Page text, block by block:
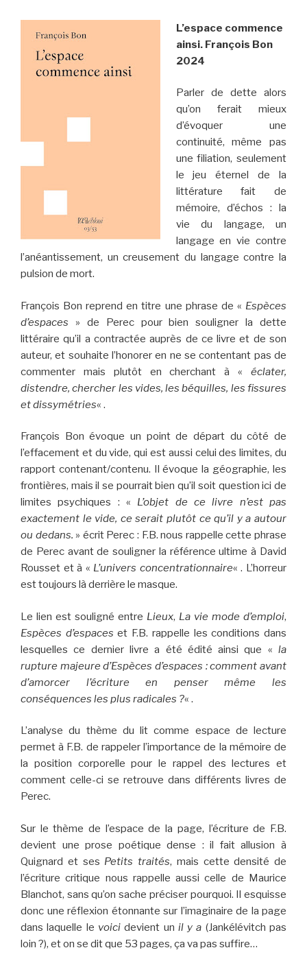
L’espace commence
ainsi. François Bon
2024
Parler de dette alors
qu’on ferait mieux
d’évoquer une
continuité, même pas
une filiation, seulement
le jeu éternel de la
littérature fait de
mémoire, d’échos : la
vie du langage, un
langage en vie contre
l’anéantissement, un creusement du langage contre la
pulsion de mort.
François Bon reprend en titre une phrase de « Espèces
d’espaces » de Perec pour bien souligner la dette
littéraire qu’il a contractée auprès de ce livre et de son
auteur, et souhaite l’honorer en ne se contentant pas de
commenter mais plutôt en cherchant à « éclater,
distendre, chercher les vides, les béquilles, les fissures
et dissymétries« .
François Bon évoque un point de départ du côté de
l’effacement et du vide, qui est aussi celui des limites, du
rapport contenant/contenu. Il évoque la géographie, les
frontières, mais il se pourrait bien qu’il soit question ici de
limites psychiques : « L’objet de ce livre n’est pas
exactement le vide, ce serait plutôt ce qu’il y a autour
ou dedans. » écrit Perec : F.B. nous rappelle cette phrase
de Perec avant de souligner la référence ultime à David
Rousset et à « L’univers concentrationnaire« . L’horreur
est toujours là derrière le masque.
Le lien est souligné entre Lieux, La vie mode d’emploi,
Espèces d’espaces et F.B. rappelle les conditions dans
lesquelles ce dernier livre a été édité ainsi que « la
rupture majeure d’Espèces d’espaces : comment avant
d’amorcer l’écriture en penser même les
conséquences les plus radicales ?« .
L’analyse du thème du lit comme espace de lecture
permet à F.B. de rappeler l’importance de la mémoire de
la position corporelle pour le rappel des lectures et
comment celle-ci se retrouve dans différents livres de
Perec.
Sur le thème de l’espace de la page, l’écriture de F.B.
devient une prose poétique dense : il fait allusion à
Quignard et ses Petits traités, mais cette densité de
l’écriture critique nous rappelle aussi celle de Maurice
Blanchot, sans qu’on sache préciser pourquoi. Il esquisse
donc une réflexion étonnante sur l’imaginaire de la page
dans laquelle le voicidevient un il y a (Jankélévitch pas
loin ?), et on se dit que 53 pages, ça va pas suffire…